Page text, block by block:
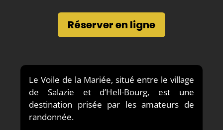
Réserver en ligne
Le Voile de la Mariée, situé entre le village
de Salazie et d’Hell-Bourg, est une
destination prisée par les amateurs de
randonnée.